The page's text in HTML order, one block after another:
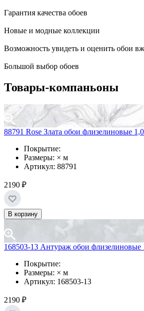
Гарантия качества обоев
Новые и модные коллекции
Возможность увидеть и оценить обои
Большой выбор обоев
Товары-компаньоны
88791 Rose Злата обои флизелиновые
Покрытие:
Размеры: × м
Артикул: 88791
2190 ₽
В корзину
168503-13 Антураж обои флизелиновые
Покрытие:
Размеры: × м
Артикул: 168503-13
2190 ₽